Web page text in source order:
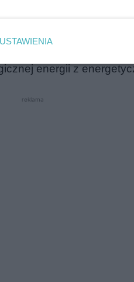
ilości
i
jak i jej dostawcy
energii z
reklama
USTAWIENIA